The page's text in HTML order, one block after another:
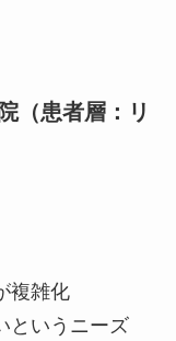
（患者層：リ
複雑化
というニーズ